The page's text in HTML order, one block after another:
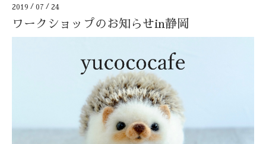
2019 / 07 / 24
ワークショップのお知らせin静岡